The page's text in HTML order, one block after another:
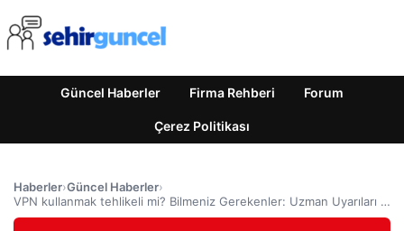
Güncel Haberler Firma Rehberi Forum
Çerez Politikası
Haberler›Güncel Haberler›
VPN kullanmak tehlikeli mi? Bilmeniz Gerekenler: Uzman Uyarıları …